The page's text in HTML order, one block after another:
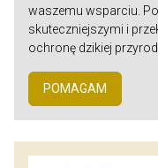
waszemu wsparciu.
skuteczniejszymi i
ochronę dzikiej
POMAGAM